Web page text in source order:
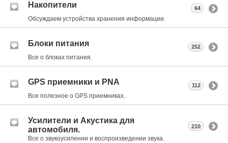
Накопители
Обсуждаем устройства хранения информации.
64
Блоки питания
Все о блоках питания.
252
GPS приемники и PNA
Все полезное о GPS приемниках.
112
Усилители и Акустика для
автомобиля.
Все о звукоусилении и воспроизведении звука.
210